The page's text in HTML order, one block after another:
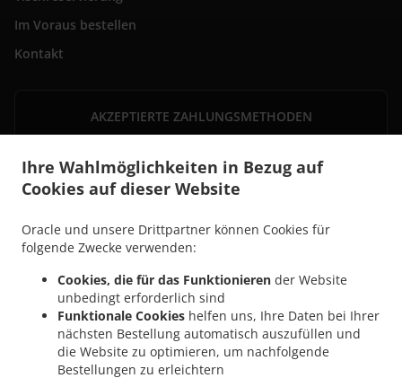
Ihre Wahlmöglichkeiten in Bezug auf
Cookies auf dieser Website
Oracle und unsere Drittpartner können Cookies für
folgende Zwecke verwenden:
Cookies, die für das Funktionieren der Website
unbedingt erforderlich sind
Funktionale Cookies helfen uns, Ihre Daten bei Ihrer
nächsten Bestellung automatisch auszufüllen und
die Website zu optimieren, um nachfolgende
Bestellungen zu erleichtern
Im Voraus bestellen
Kontakt
AKZEPTIERTE ZAHLUNGSMETHODEN
Thailändische Essen Lieferservice Saarbrücken Sankt Johann . Thailändische Essen
Lieferservice Saarbrücken Alt-Saarbrücken
.
Saarbrücken Sankt Arnual . Thailändische Essen Lieferservice Saarbrücken Malstatt
Thailändische Essen Lieferservice Saarbrücken Güdingen
.
Thailändische Essen
Lieferservice Saarbrücken Brebach - Fechingen